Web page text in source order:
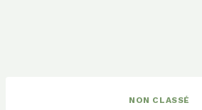
NON CLASSÉ